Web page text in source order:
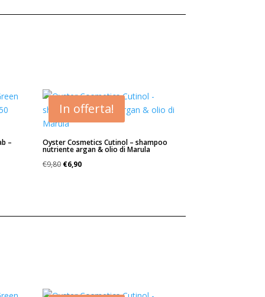
–
In offerta!
Oyster Cosmetics Cutinol – shampoo
nutriente argan & olio di Marula
€9,80 Il
€6,90Il